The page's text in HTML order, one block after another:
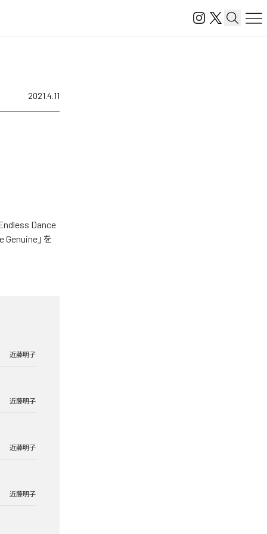
2021.4.11
Dance
Genuine」を
近藤明子
近藤明子
近藤明子
近藤明子